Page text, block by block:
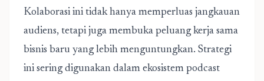
Kolaborasi ini tidak hanya memperluas jangkauan
audiens, tetapi juga membuka peluang kerja sama
bisnis baru yang lebih menguntungkan. Strategi
ini sering digunakan dalam ekosistem podcast